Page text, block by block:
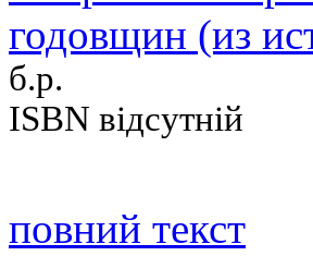
годовщин (из
б.р.
ISBN відсутній
повний текст